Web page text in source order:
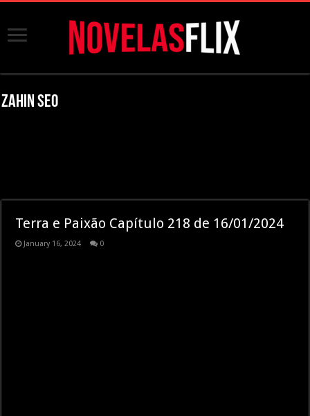
Zahin SEO
Terra e Paixão Capítulo 218 de 16/01/2024
January 16, 2024 0